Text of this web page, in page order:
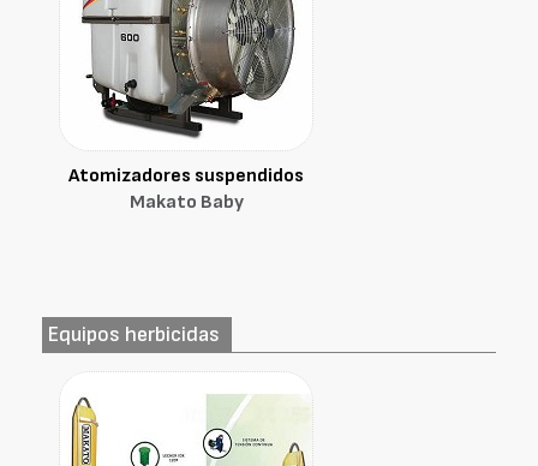
Atomizadores suspendidos
Makato Baby
Equipos herbicidas